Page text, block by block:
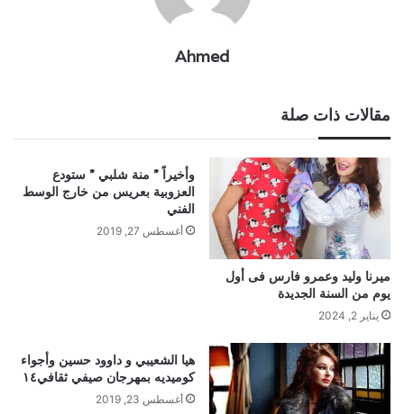
Ahmed
مقالات ذات صلة
ميرنا وليد وعمرو فارس فى أول
يوم من السنة الجديدة
يناير 2, 2024
وأخيراً ” منة شلبي ” ستودع
العزوبية بعريس من خارج الوسط
الفني
أغسطس 27, 2019
هيا الشعيبي و داوود حسين وأجواء
كوميديه بمهرجان صيفي ثقافي١٤
أغسطس 23, 2019